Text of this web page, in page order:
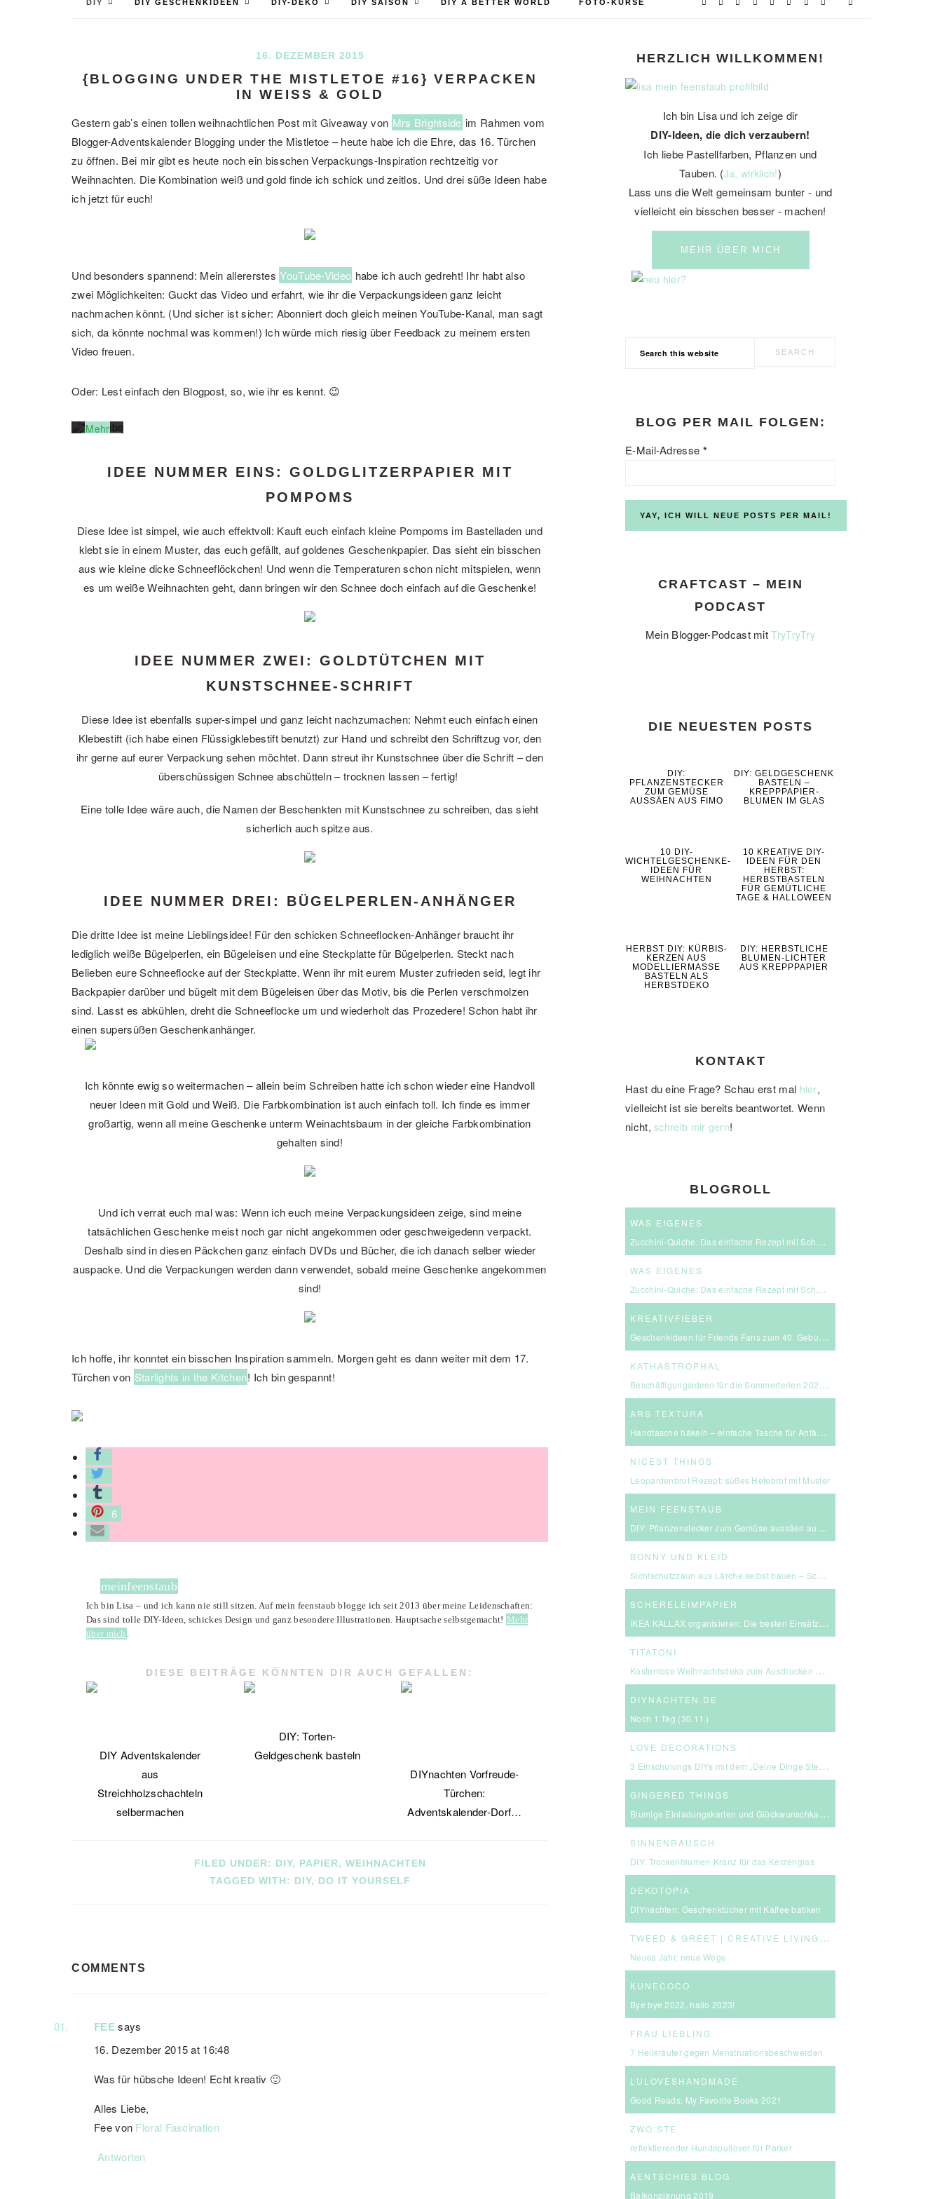
DIY DIY GESCHENKIDEEN DIY-DEKO DIY SAISON DIY A BETTER WORLD FOTO-KURSE
16. DEZEMBER 2015
{BLOGGING UNDER THE MISTLETOE #16} VERPACKEN
IN WEISS & GOLD
Gestern gab’s einen tollen weihnachtlichen Post mit Giveaway von Mrs Brightside im Rahmen vom
Blogger-Adventskalender Blogging under the Mistletoe – heute habe ich die Ehre, das 16. Türchen
zu öffnen. Bei mir gibt es heute noch ein bisschen Verpackungs-Inspiration rechtzeitig vor
Weihnachten. Die Kombination weiß und gold finde ich schick und zeitlos. Und drei süße Ideen habe
ich jetzt für euch!
Und besonders spannend: Mein allererstes YouTube-Video habe ich auch gedreht! Ihr habt also
zwei Möglichkeiten: Guckt das Video und erfahrt, wie ihr die Verpackungsideen ganz leicht
nachmachen könnt. (Und sicher ist sicher: Abonniert doch gleich meinen YouTube-Kanal, man sagt
sich, da könnte nochmal was kommen!) Ich würde mich riesig über Feedback zu meinem ersten
Video freuen.
Oder: Lest einfach den Blogpost, so, wie ihr es kennt. 😉
Mit
dem
Laden
des
Videos
Datenschutzerklärung
Mehr
Video
laden
immer
entsperren
IDEE NUMMER EINS: GOLDGLITZERPAPIER MIT
POMPOMS
Diese Idee ist simpel, wie auch effektvoll: Kauft euch einfach kleine Pompoms im Bastelladen und
klebt sie in einem Muster, das euch gefällt, auf goldenes Geschenkpapier. Das sieht ein bisschen
aus wie kleine dicke Schneeflöckchen! Und wenn die Temperaturen schon nicht mitspielen, wenn
es um weiße Weihnachten geht, dann bringen wir den Schnee doch einfach auf die Geschenke!
IDEE NUMMER ZWEI: GOLDTÜTCHEN MIT
KUNSTSCHNEE-SCHRIFT
Diese Idee ist ebenfalls super-simpel und ganz leicht nachzumachen: Nehmt euch einfach einen
Klebestift (ich habe einen Flüssigklebestift benutzt) zur Hand und schreibt den Schriftzug vor, den
ihr gerne auf eurer Verpackung sehen möchtet. Dann streut ihr Kunstschnee über die Schrift – den
überschüssigen Schnee abschütteln – trocknen lassen – fertig!
Eine tolle Idee wäre auch, die Namen der Beschenkten mit Kunstschnee zu schreiben, das sieht
sicherlich auch spitze aus.
IDEE NUMMER DREI: BÜGELPERLEN-ANHÄNGER
Die dritte Idee ist meine Lieblingsidee! Für den schicken Schneeflocken-Anhänger braucht ihr
lediglich weiße Bügelperlen, ein Bügeleisen und eine Steckplatte für Bügelperlen. Steckt nach
Belieben eure Schneeflocke auf der Steckplatte. Wenn ihr mit eurem Muster zufrieden seid, legt ihr
Backpapier darüber und bügelt mit dem Bügeleisen über das Motiv, bis die Perlen verschmolzen
sind. Lasst es abkühlen, dreht die Schneeflocke um und wiederholt das Prozedere! Schon habt ihr
einen supersüßen Geschenkanhänger.
Ich könnte ewig so weitermachen – allein beim Schreiben hatte ich schon wieder eine Handvoll
neuer Ideen mit Gold und Weiß. Die Farbkombination ist auch einfach toll. Ich finde es immer
großartig, wenn all meine Geschenke unterm Weinachtsbaum in der gleiche Farbkombination
gehalten sind!
Und ich verrat euch mal was: Wenn ich euch meine Verpackungsideen zeige, sind meine
tatsächlichen Geschenke meist noch gar nicht angekommen oder geschweigedenn verpackt.
Deshalb sind in diesen Päckchen ganz einfach DVDs und Bücher, die ich danach selber wieder
auspacke. Und die Verpackungen werden dann verwendet, sobald meine Geschenke angekommen
sind!
Ich hoffe, ihr konntet ein bisschen Inspiration sammeln. Morgen geht es dann weiter mit dem 17.
Türchen von Starlights in the Kitchen! Ich bin gespannt!
6
meinfeenstaub
Ich bin Lisa – und ich kann nie still sitzen. Auf mein feenstaub blogge ich seit 2013 über meine Leidenschaften:
Das sind tolle DIY-Ideen, schickes Design und ganz besondere Illustrationen. Hauptsache selbstgemacht! Mehr
über mich .
DIESE BEITRÄGE KÖNNTEN DIR AUCH GEFALLEN:
DIY Adventskalender
aus
Streichholzschachteln
selbermachen
DIY: Torten-
Geldgeschenk basteln
DIYnachten Vorfreude-
Türchen:
Adventskalender-Dorf…
FILED UNDER: DIY, PAPIER, WEIHNACHTEN
TAGGED WITH: DIY, DO IT YOURSELF
INTERACTIONS
COMMENTS
FEE says
16. Dezember 2015 at 16:48
Was für hübsche Ideen! Echt kreativ 🙂
Alles Liebe,
Fee von Floral Fascination
Antworten
PRIMARY
SIDEBAR
HERZLICH WILLKOMMEN!
Ich bin Lisa und ich zeige dir
DIY-Ideen, die dich verzaubern!
Ich liebe Pastellfarben, Pflanzen und
Tauben. (Ja, wirklich!)
Lass uns die Welt gemeinsam bunter - und
vielleicht ein bisschen besser - machen!
MEHR ÜBER MICH
BLOG PER MAIL FOLGEN:
E-Mail-Adresse *
CRAFTCAST – MEIN
PODCAST
Mein Blogger-Podcast mitTryTryTry
DIE NEUESTEN POSTS
DIY:
PFLANZENSTECKER
ZUM GEMÜSE
AUSSÄEN AUS FIMO
DIY: GELDGESCHENK
BASTELN –
KREPPPAPIER-
BLUMEN IM GLAS
10 DIY-
WICHTELGESCHENKE-
IDEEN FÜR
WEIHNACHTEN
10 KREATIVE DIY-
IDEEN FÜR DEN
HERBST:
HERBSTBASTELN
FÜR GEMÜTLICHE
TAGE & HALLOWEEN
HERBST DIY: KÜRBIS-
KERZEN AUS
MODELLIERMASSE
BASTELN ALS
HERBSTDEKO
DIY: HERBSTLICHE
BLUMEN-LICHTER
AUS KREPPPAPIER
KONTAKT
Hast du eine Frage? Schau erst mal hier,
vielleicht ist sie bereits beantwortet. Wenn
nicht,schreib mir gern!
BLOGROLL
WAS EIGENES
Zucchini-Quiche: Das einfache Rezept mit Schmand & Kirschtomaten
WAS EIGENES
Zucchini-Quiche: Das einfache Rezept mit Schmand & Kirschtomaten
KREATIVFIEBER
Geschenkideen für Friends Fans zum 40. Geburtstag
KATHASTROPHAL
Beschäftigungsideen für die Sommerferien 2026 – in Ludwigsburg, Stuttgart & Umgebung
ARS TEXTURA
Handtasche häkeln – einfache Tasche für Anfängerinnen
NICEST THINGS
Leopardenbrot Rezept: süßes Hefebrot mit Muster
MEIN FEENSTAUB
DIY: Pflanzenstecker zum Gemüse aussäen aus FIMO
BONNY UND KLEID
Sichtschutzzaun aus Lärche selbst bauen – Schritt-für-Schritt-Anleitung & Kosten
SCHERELEIMPAPIER
IKEA KALLAX organisieren: Die besten Einsätze für mehr Ordnung
TITATONI
Kostenlose Weihnachtsdeko zum Ausdrucken – eine kleine Girlande für euer Zuhause ☆
DIYNACHTEN.DE
Noch 1 Tag (30.11.)
LOVE DECORATIONS
3 Einschulungs DIYs mit dem „Deine Dinge Stempel – School Edition“ #BackToSchool + Gewinnspiel
GINGERED THINGS
Blumige Einladungskarten und Glückwunschkarten von Send a Smile
SINNENRAUSCH
DIY: Trockenblumen-Kranz für das Kerzenglas
DEKOTOPIA
DIYnachten: Geschenktücher mit Kaffee batiken
T
WEED & GREET | CREATIVE LIVING & BOLD CHOICES
Neues Jahr, neue Wege
KUNECOCO
Bye bye 2022, hallo 2023!
FRAU LIEBLING
7 Heilkräuter gegen Menstruationsbeschwerden
LULOVESHANDMADE
Good Reads: My Favorite Books 2021
ZWO:STE
reflektierender Hundepullover für Parker
AENTSCHIES BLOG
Balkonplanung 2019